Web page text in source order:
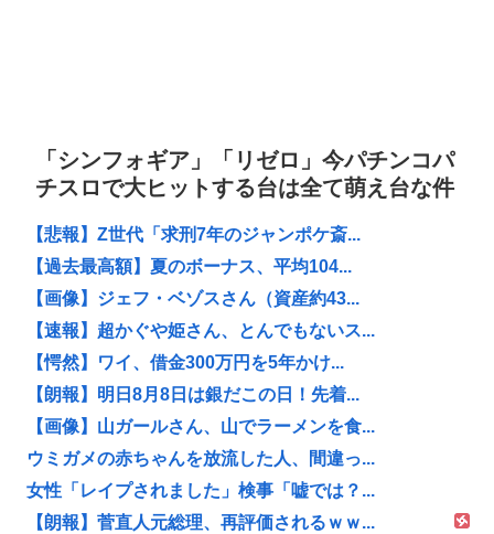
「シンフォギア」「リゼロ」今パチンコパ
チスロで大ヒットする台は全て萌え台な件
【悲報】Z世代「求刑7年のジャンポケ斎...
【過去最高額】夏のボーナス、平均104...
【画像】ジェフ・ベゾスさん（資産約43...
【速報】超かぐや姫さん、とんでもないス...
【愕然】ワイ、借金300万円を5年かけ...
【朗報】明日8月8日は銀だこの日！先着...
【画像】山ガールさん、山でラーメンを食...
ウミガメの赤ちゃんを放流した人、間違っ...
女性「レイプされました」検事「嘘では？...
【朗報】菅直人元総理、再評価されるｗｗ...